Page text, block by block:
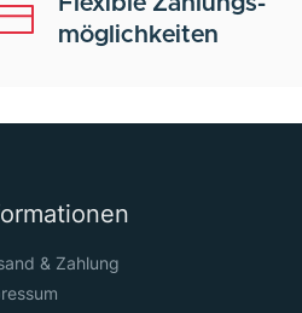
möglichkeiten
& Zahlung